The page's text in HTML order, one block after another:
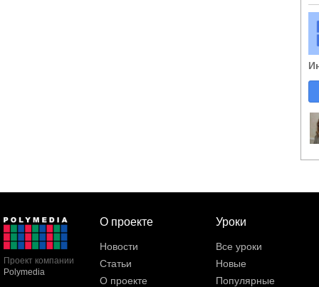
Проект компании
Polymedia
О проекте
Новости
Статьи
О проекте
Уроки
Все уроки
Новые
Популярные